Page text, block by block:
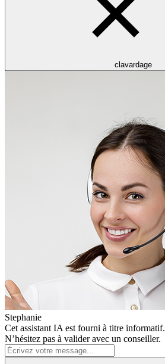
clavardage
Stephanie
Cet assistant IA est fourni à titre informatif.
N’hésitez pas à valider avec un conseiller.